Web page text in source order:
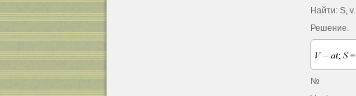
Найти: S, v.
Решение.
№